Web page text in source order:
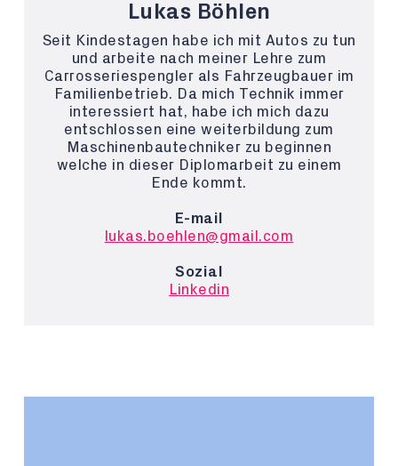
Lukas Böhlen
Seit Kindestagen habe ich mit Autos zu tun
und arbeite nach meiner Lehre zum
Carrosseriespengler als Fahrzeugbauer im
Familienbetrieb. Da mich Technik immer
interessiert hat, habe ich mich dazu
entschlossen eine weiterbildung zum
Maschinenbautechniker zu beginnen
welche in dieser Diplomarbeit zu einem
Ende kommt.
E-mail
lukas.boehlen@gmail.com
Sozial
Linkedin